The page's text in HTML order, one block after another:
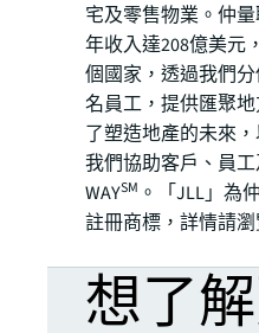
宅及零售物業。仲量
年收入達208億美元
個國家，透過我們
名員工，提供匯聚
了塑造地產的未來
我們協助客戶、員工
WAYSM 。「JLL」為
註冊商標，詳情請
想了